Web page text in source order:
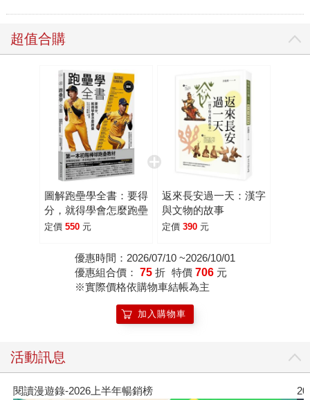
超值合購
圖解跑壘學全書：要得
分，就得學會怎麼跑壘
定價 550 元
返來長安過一天：漢字
與文物的故事
定價 390 元
優惠時間：2026/07/10 ~2026/10/01
優惠組合價： 75 折 特價 706 元
※實際價格依購物車結帳為主
加入購物車
活動訊息
閱讀漫遊錄-2026上半年暢銷榜